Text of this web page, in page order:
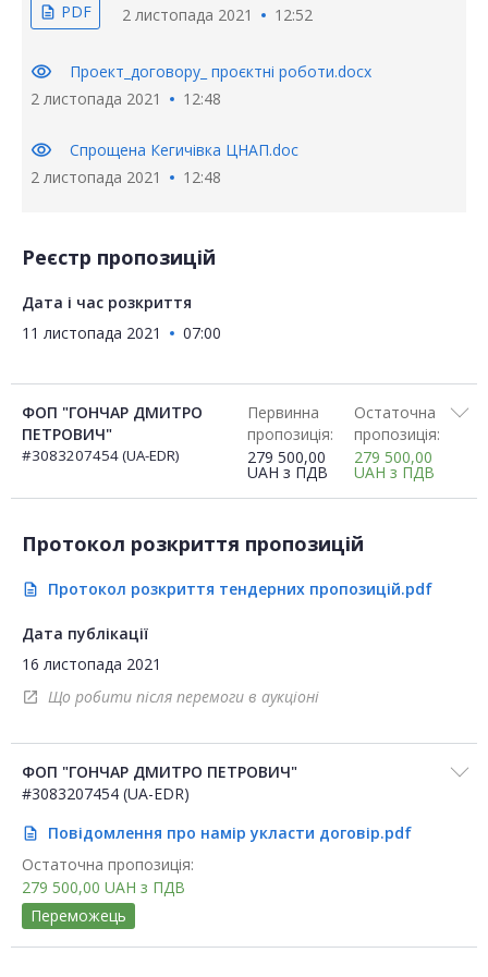
description PDF 2 листопада 2021 12:52
visibility
Проeкт_договору_ проєктні роботи.docx
2 листопада 2021
12:48
visibility
Спрощена Кегичівка ЦНАП.doc
2 листопада 2021
12:48
Реєстр пропозицій
Дата і час розкриття
11 листопада 2021
07:00
ФОП "ГОНЧАР ДМИТРО
ПЕТРОВИЧ"
#3083207454 (UA-EDR)
Первинна
пропозиція:
279 500,00
UAH з ПДВ
Остаточна
пропозиція:
279 500,00
UAH з ПДВ
Протокол розкриття пропозицій
description Протокол розкриття тендерних пропозицій.pdf
Дата публікації
16 листопада 2021
open_in_new Що робити після перемоги в аукціоні
ФОП "ГОНЧАР ДМИТРО ПЕТРОВИЧ"
#3083207454 (UA-EDR)
description
Повідомлення про намір укласти договір.pdf
Остаточна пропозиція:
279 500,00 UAH з ПДВ
Переможець